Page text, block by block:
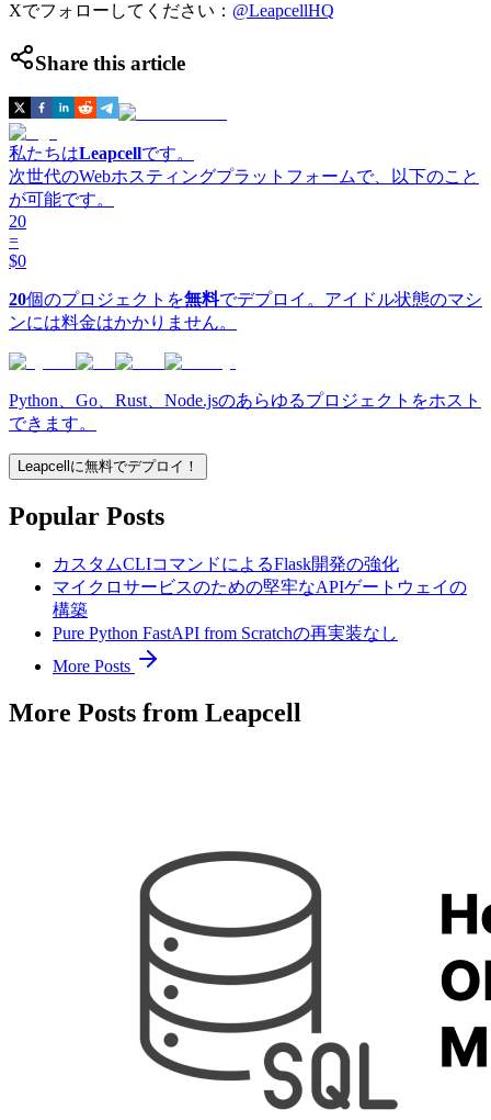
Xでフォローしてください： @LeapcellHQ
Share this article
私たちはLeapcellです。
次世代のWebホスティングプラットフォームで、以下のこと
が可能です。
20
=
$0
20個のプロジェクトを無料でデプロイ。アイドル状態のマシ
ンには料金はかかりません。
Python、Go、Rust、Node.jsのあらゆるプロジェクトをホスト
できます。
Leapcellに無料でデプロイ！
Popular Posts
カスタムCLIコマンドによるFlask開発の強化
マイクロサービスのための堅牢なAPIゲートウェイの
構築
Pure Python FastAPI from Scratchの再実装なし
More Posts
More Posts from Leapcell